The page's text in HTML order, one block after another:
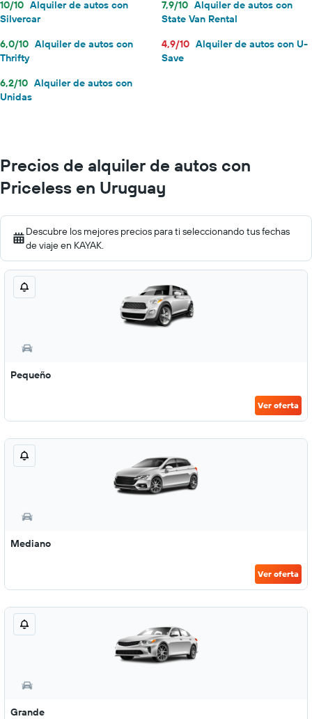
10/10 Alquiler de autos con
Silvercar
7,9/10 Alquiler de autos con
State Van Rental
6,0/10 Alquiler de autos con
Thrifty
4,9/10 Alquiler de autos con U-
Save
6,2/10 Alquiler de autos con
Unidas
Precios de alquiler de autos con
Priceless en Uruguay
Descubre los mejores precios para ti seleccionando tus fechas
de viaje en KAYAK.
Pequeño
Ver oferta
Mediano
Ver oferta
Grande